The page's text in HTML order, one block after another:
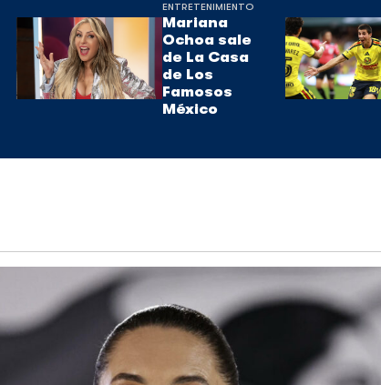
ENTRETENIMIENTO
Mariana
Ochoa sale
de La Casa
de Los
Famosos
México